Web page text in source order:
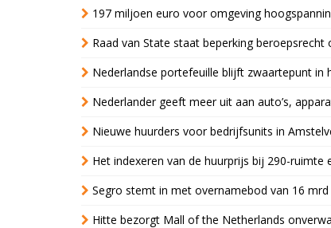
197 miljoen euro voor omgeving
Raad van State staat beperking beroepsrecht
Nederlandse portefeuille blijft zwaartepunt in
Nederlander geeft meer uit aan auto’s,
Nieuwe huurders voor bedrijfsunits in
Het indexeren van de huurprijs bij 290-ruimte
Segro stemt in met overnamebod van 16 mrd
Hitte bezorgt Mall of the Netherlands